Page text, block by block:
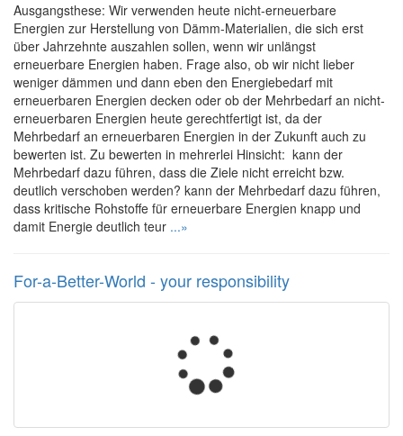
Ausgangsthese: Wir verwenden heute nicht-erneuerbare
Energien zur Herstellung von Dämm-Materialien, die sich erst
über Jahrzehnte auszahlen sollen, wenn wir unlängst
erneuerbare Energien haben. Frage also, ob wir nicht lieber
weniger dämmen und dann eben den Energiebedarf mit
erneuerbaren Energien decken oder ob der Mehrbedarf an nicht-
erneuerbaren Energien heute gerechtfertigt ist, da der
Mehrbedarf an erneuerbaren Energien in der Zukunft auch zu
bewerten ist. Zu bewerten in mehrerlei Hinsicht: kann der
Mehrbedarf dazu führen, dass die Ziele nicht erreicht bzw.
deutlich verschoben werden? kann der Mehrbedarf dazu führen,
dass kritische Rohstoffe für erneuerbare Energien knapp und
damit Energie deutlich teur ...»
For-a-Better-World - your responsibility